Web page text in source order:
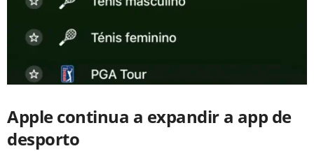
Apple continua a expandir a app de
desporto